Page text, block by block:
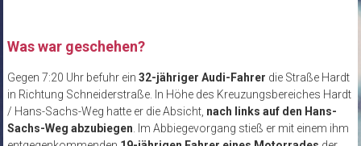
Was war geschehen?
Gegen 7:20 Uhr befuhr ein 32-jähriger Audi-Fahrer die Straße Hardt
in Richtung Schneiderstraße. In Höhe des Kreuzungsbereiches Hardt
/ Hans-Sachs-Weg hatte er die Absicht, nach links auf den Hans-
Sachs-Weg abzubiegen. Im Abbiegevorgang stieß er mit einem ihm